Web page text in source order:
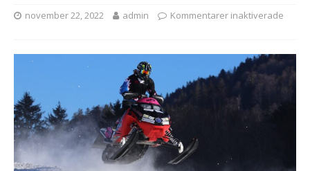
november 22, 2022 admin Kommentarer inaktiverade